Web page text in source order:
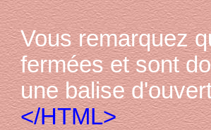
Vous remarquez
fermées et sont
une balise
</HTML>